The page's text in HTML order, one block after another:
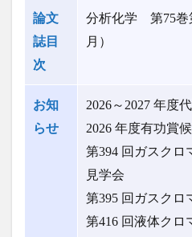
論文
誌目
次
分析化学 第75巻
月）
お知
らせ
2026～2027 年度
2026 年度有功賞
第394 回ガスクロ
見学会
第395 回ガスクロ
第416 回液体クロ